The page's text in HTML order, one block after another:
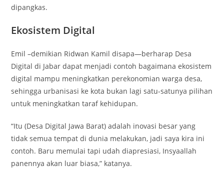
dipangkas.
Ekosistem Digital
Emil –demikian Ridwan Kamil disapa—berharap Desa
Digital di Jabar dapat menjadi contoh bagaimana ekosistem
digital mampu meningkatkan perekonomian warga desa,
sehingga urbanisasi ke kota bukan lagi satu-satunya pilihan
untuk meningkatkan taraf kehidupan.
“Itu (Desa Digital Jawa Barat) adalah inovasi besar yang
tidak semua tempat di dunia melakukan, jadi saya kira ini
contoh. Baru memulai tapi udah diapresiasi, Insyaallah
panennya akan luar biasa,” katanya.